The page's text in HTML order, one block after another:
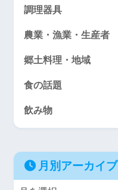
調理器具
農業・漁業・生産者
郷土料理・地域
食の話題
飲み物
月別アーカイブ